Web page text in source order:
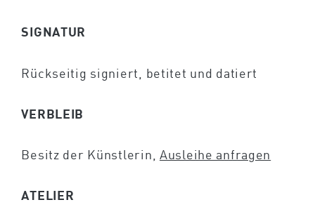
SIGNATUR
Rückseitig signiert, betitet und datiert
VERBLEIB
Besitz der Künstlerin, Ausleihe anfragen
ATELIER